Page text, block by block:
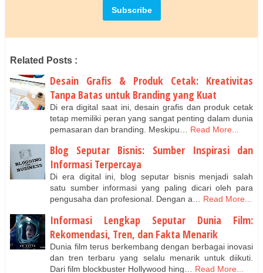
Related Posts :
Desain Grafis & Produk Cetak: Kreativitas
Tanpa Batas untuk Branding yang Kuat
Di era digital saat ini, desain grafis dan produk cetak
tetap memiliki peran yang sangat penting dalam dunia
pemasaran dan branding. Meskipu…
Read More...
Blog Seputar Bisnis: Sumber Inspirasi dan
Informasi Terpercaya
Di era digital ini, blog seputar bisnis menjadi salah
satu sumber informasi yang paling dicari oleh para
pengusaha dan profesional. Dengan a… Read More...
Informasi Lengkap Seputar Dunia Film:
Rekomendasi, Tren, dan Fakta Menarik
Dunia film terus berkembang dengan berbagai inovasi
dan tren terbaru yang selalu menarik untuk diikuti.
Dari film blockbuster Hollywood hing…
Read More...